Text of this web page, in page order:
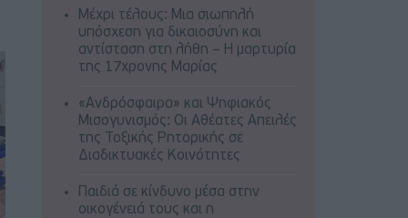
Μέχρι τέλους: Μια σιωπηλή
υπόσχεση για δικαιοσύνη και
αντίσταση στη λήθη – Η μαρτυρία
της 17χρονης Μαρίας
«Ανδρόσφαιρα» και Ψηφιακός
Μισογυνισμός: Οι Αθέατες Απειλές
της Τοξικής Ρητορικής σε
Διαδικτυακές Κοινότητες
Παιδιά σε κίνδυνο μέσα στην
οικογένειά τους και η